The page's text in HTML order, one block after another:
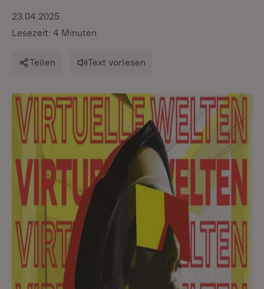
23.04.2025
Lesezeit: 4 Minuten
Teilen Text vorlesen